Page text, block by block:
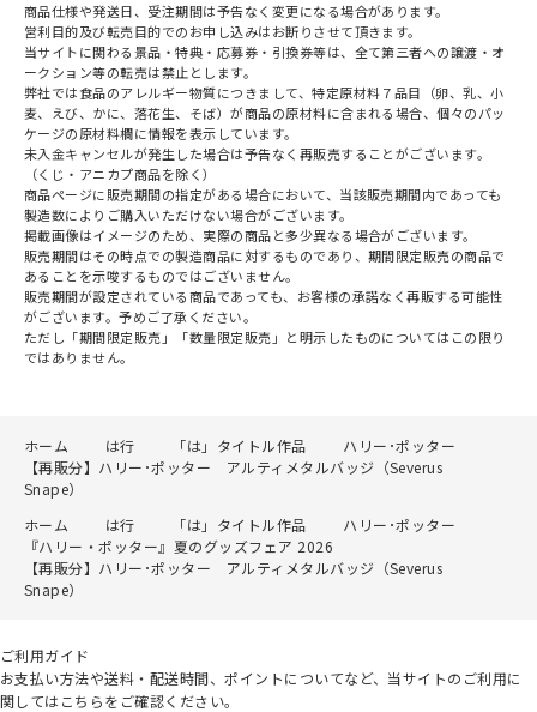
商品仕様や発送日、受注期間は予告なく変更になる場合があります。
営利目的及び転売目的でのお申し込みはお断りさせて頂きます。
当サイトに関わる景品・特典・応募券・引換券等は、全て第三者への譲渡・オ
ークション等の転売は禁止とします。
弊社では食品のアレルギー物質につきまして、特定原材料７品目（卵、乳、小
麦、えび、かに、落花生、そば）が商品の原材料に含まれる場合、個々のパッ
ケージの原材料欄に情報を表示しています。
未入金キャンセルが発生した場合は予告なく再販売することがございます。
（くじ・アニカプ商品を除く）
商品ページに販売期間の指定がある場合において、当該販売期間内であっても
製造数によりご購入いただけない場合がございます。
掲載画像はイメージのため、実際の商品と多少異なる場合がございます。
販売期間はその時点での製造商品に対するものであり、期間限定販売の商品で
あることを示唆するものではございません。
販売期間が設定されている商品であっても、お客様の承諾なく再販する可能性
がございます。予めご了承ください。
ただし「期間限定販売」「数量限定販売」と明示したものについてはこの限り
ではありません。
ホーム は行 「は」タイトル作品
ハリー･ポッター
【再販分】ハリー･ポッター アルティメタルバッジ（Severus
Snape）
ホーム
は行 「は」タイトル作品
ハリー･ポッター
『ハリー・ポッター』夏のグッズフェア 2026
【再販分】ハリー･ポッター アルティメタルバッジ（Severus
Snape）
ご利用ガイド
お支払い方法や送料・配送時間、ポイントについてなど、当サイトのご利用に
関してはこちらをご確認ください。